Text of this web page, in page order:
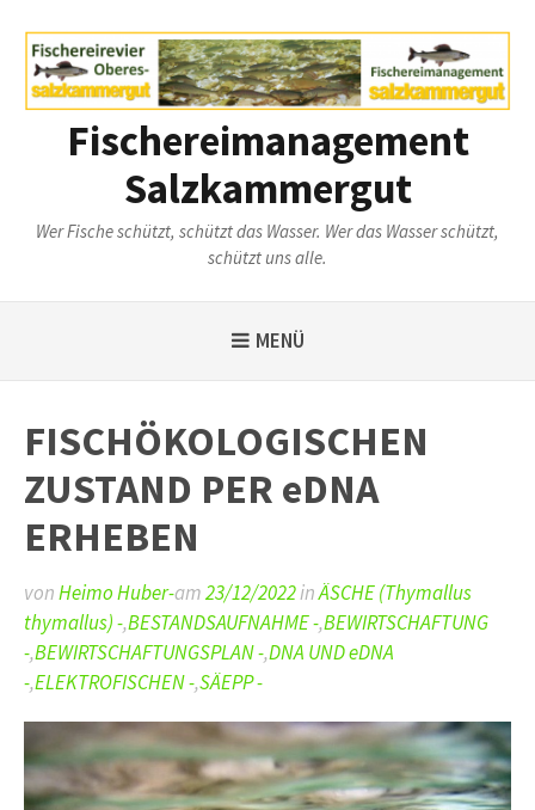
zum
Inhalt
Fischereimanagement
Salzkammergut
Wer Fische schützt, schützt das Wasser. Wer das Wasser schützt,
schützt uns alle.
MENÜ
FISCHÖKOLOGISCHEN
ZUSTAND PER eDNA
ERHEBEN
vonHeimo Huber-am23/12/2022inÄSCHE (Thymallus
thymallus) -,BESTANDSAUFNAHME -,BEWIRTSCHAFTUNG
-,BEWIRTSCHAFTUNGSPLAN -,DNA UND eDNA
-,ELEKTROFISCHEN -,SÄEPP -